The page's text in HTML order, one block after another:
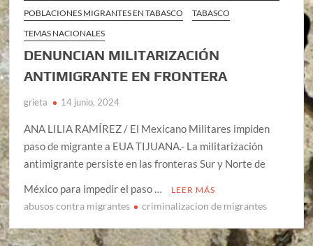
POBLACIONES MIGRANTES EN TABASCO
TABASCO
TEMAS NACIONALES
DENUNCIAN MILITARIZACIÓN
ANTIMIGRANTE EN FRONTERA
grieta 14 junio, 2024
ANA LILIA RAMÍREZ / El Mexicano Militares impiden
paso de migrante a EUA TIJUANA.- La militarización
antimigrante persiste en las fronteras Sur y Norte de
México para impedir el paso …
LEER MÁS
abusos contra migrantes criminalizacion de migrantes